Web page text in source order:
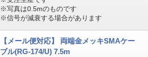
※写真は0.5mのものです
※信号が減衰する場合があります
【メール便対応】 両端金メッキSMAケー
ブル(RG-174/U) 7.5m